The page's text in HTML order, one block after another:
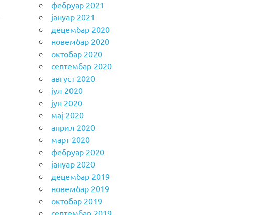
фебруар 2021
јануар 2021
децембар 2020
новембар 2020
октобар 2020
септембар 2020
август 2020
јул 2020
јун 2020
мај 2020
април 2020
март 2020
фебруар 2020
јануар 2020
децембар 2019
новембар 2019
октобар 2019
септембар 2019